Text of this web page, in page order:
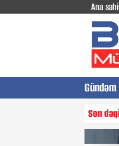
Ana
Gündəm
Son